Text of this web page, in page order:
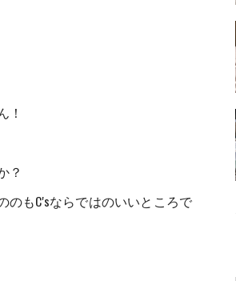
！
？
のもC'sならではのいいところで